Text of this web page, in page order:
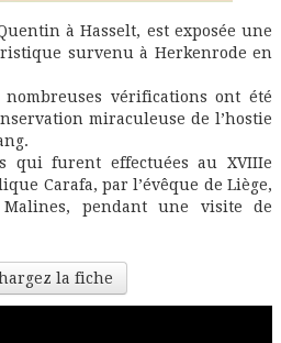
à Hasselt, est exposée une
survenu à Herkenrode en
vérifications ont été
miraculeuse de l’hostie
qui furent effectuées au XVIIIe
Carafa, par l’évêque de Liège,
pendant une visite de
la fiche